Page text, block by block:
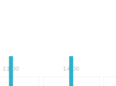
11:00 14:00